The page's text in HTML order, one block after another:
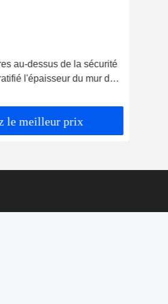
au-dessus de la sécurité
l'épaisseur du mur de
le meilleur prix